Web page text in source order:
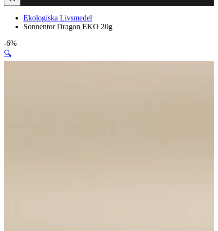
Ekologiska Livsmedel
Sonnentor Dragon EKO 20g
-6%
🔍